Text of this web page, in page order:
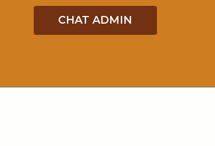
CHAT ADMIN